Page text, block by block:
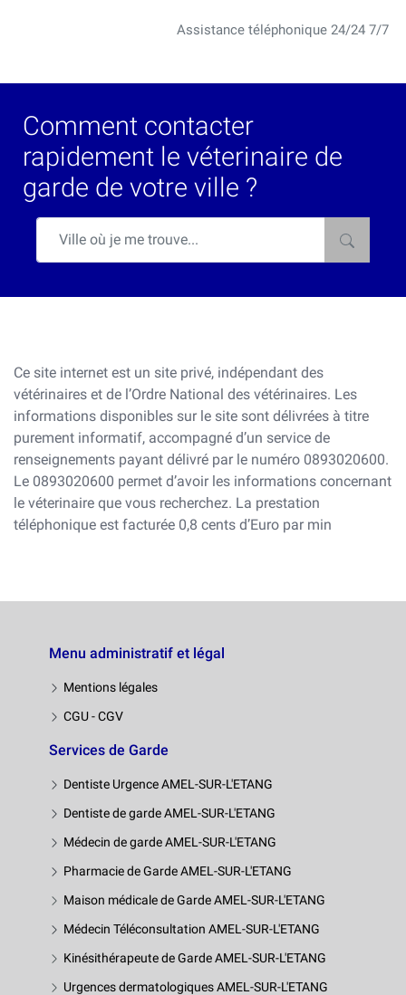
Assistance téléphonique 24/24 7/7
Comment contacter
rapidement le véterinaire de
garde de votre ville ?
Ce site internet est un site privé, indépendant des
vétérinaires et de l’Ordre National des vétérinaires. Les
informations disponibles sur le site sont délivrées à titre
purement informatif, accompagné d’un service de
renseignements payant délivré par le numéro 0893020600.
Le 0893020600 permet d’avoir les informations concernant
le véterinaire que vous recherchez. La prestation
téléphonique est facturée 0,8 cents d’Euro par min
Menu administratif et légal
Mentions légales
CGU - CGV
Services de Garde
Dentiste Urgence AMEL-SUR-L'ETANG
Dentiste de garde AMEL-SUR-L'ETANG
Médecin de garde AMEL-SUR-L'ETANG
Pharmacie de Garde AMEL-SUR-L'ETANG
Maison médicale de Garde AMEL-SUR-L'ETANG
Médecin Téléconsultation AMEL-SUR-L'ETANG
Kinésithérapeute de Garde AMEL-SUR-L'ETANG
Urgences dermatologiques AMEL-SUR-L'ETANG